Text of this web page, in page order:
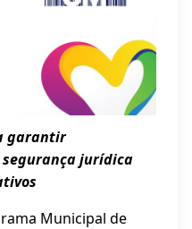
garantir
jurídica
Municipal de